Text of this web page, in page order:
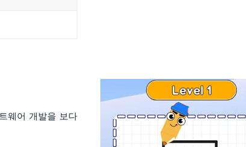
웨어 개발을 보다